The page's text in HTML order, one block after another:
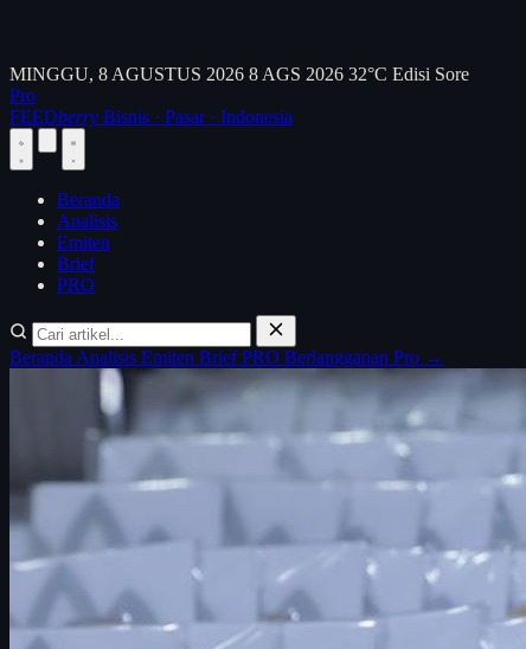
MINGGU, 8 AGUSTUS 2026 8 AGS 2026 32°C Edisi Sore
Pro
FEEDberry Bisnis · Pasar · Indonesia
Beranda
Analisis
Emiten
Brief
PRO
Beranda Analisis Emiten BriefPRO Berlangganan Pro →